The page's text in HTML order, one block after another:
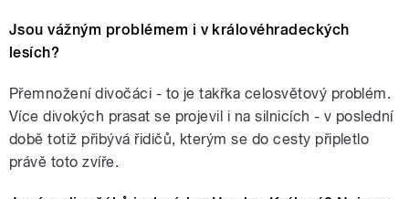
Jsou vážným problémem i v královéhradeckých
lesích?
Přemnožení divočáci - to je takřka celosvětový problém.
Více divokých prasat se projevil i na silnicích - v poslední
době totiž přibývá řidičů, kterým se do cesty připletlo
právě toto zvíře.